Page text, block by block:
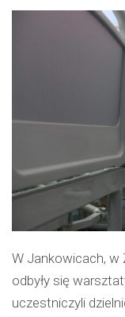
W Jankowicach, w
odbyły się
uczestniczyli